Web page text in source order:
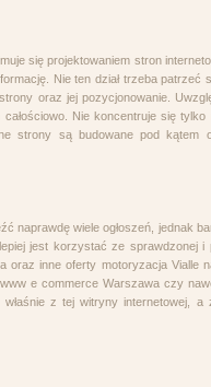
się projektowaniem stron
Nie ten dział trzeba patrzeć
oraz jej pozycjonowanie.
Nie koncentruje się
strony są budowane pod kątem
naprawdę wiele ogłoszeń, jednak
jest korzystać ze sprawdzonej i
inne oferty motoryzacja Vialle
e commerce Warszawa czy
z tej witryny internetowej,